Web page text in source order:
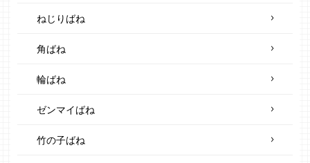
ねじりばね
角ばね
輪ばね
ゼンマイばね
竹の子ばね